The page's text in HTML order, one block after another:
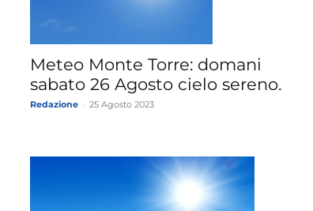
Meteo Monte Torre: domani
sabato 26 Agosto cielo sereno.
Redazione 25 Agosto 2023